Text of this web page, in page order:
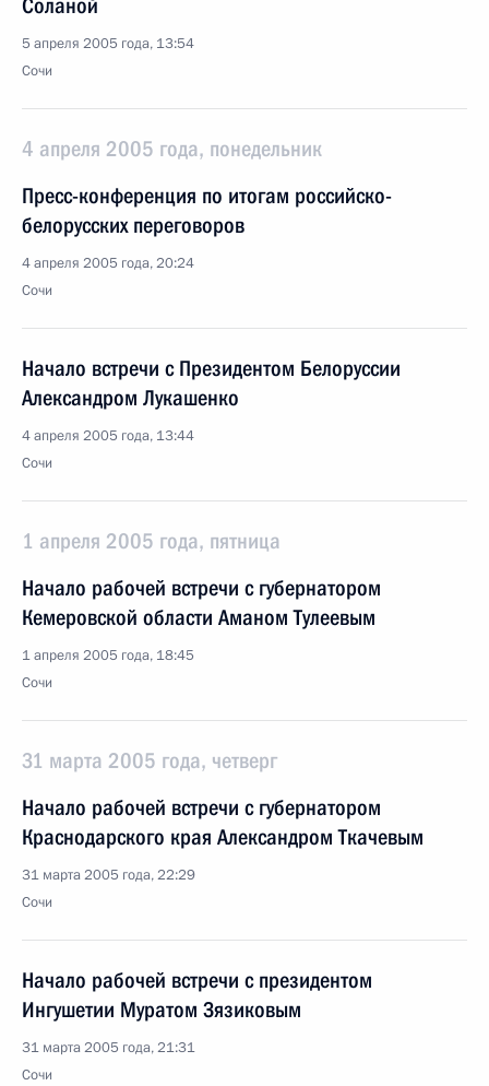
Соланой
5 апреля 2005 года, 13:54
Сочи
4 апреля 2005 года, понедельник
Пресс-конференция по итогам российско-
белорусских переговоров
4 апреля 2005 года, 20:24
Сочи
Начало встречи с Президентом Белоруссии
Александром Лукашенко
4 апреля 2005 года, 13:44
Сочи
1 апреля 2005 года, пятница
Начало рабочей встречи с губернатором
Кемеровской области Аманом Тулеевым
1 апреля 2005 года, 18:45
Сочи
31 марта 2005 года, четверг
Начало рабочей встречи с губернатором
Краснодарского края Александром Ткачевым
31 марта 2005 года, 22:29
Сочи
Начало рабочей встречи с президентом
Ингушетии Муратом Зязиковым
31 марта 2005 года, 21:31
Сочи